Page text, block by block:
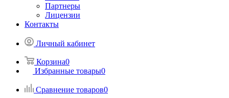
Партнеры
Лицензии
Контакты
Личный кабинет
Корзина0
Избранные товары0
Сравнение товаров0